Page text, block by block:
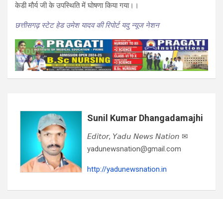
केडी मौर्य जी के उपस्थिति में घोषणा किया गया।।
छत्तीसगढ़ स्टेट हेड उमेश यादव की रिपोर्ट यदु न्यूज नेशन
Sunil Kumar Dhangadamajhi
𝘌𝘥𝘪𝘵𝘰𝘳, 𝘠𝘢𝘥𝘶 𝘕𝘦𝘸𝘴 𝘕𝘢𝘵𝘪𝘰𝘯 ✉
yadunewsnation@gmail.com
http://yadunewsnation.in